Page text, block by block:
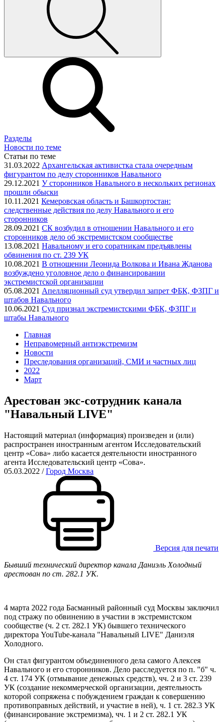
Разделы
Новости по теме
Статьи по теме
31.03.2022 Архангельская активистка стала очередным
фигурантом по делу сторонников Навального
29.12.2021 У сторонников Навального в нескольких регионах
прошли обыски
10.11.2021 Кемеровская область и Башкортостан:
следственные действия по делу Навального и его
сторонников
28.09.2021 СК возбудил в отношении Навального и его
сторонников дело об экстремистском сообществе
13.08.2021 Навальному и его соратникам предъявлены
обвинения по ст. 239 УК
10.08.2021 В отношении Леонида Волкова и Ивана Жданова
возбуждено уголовное дело о финансировании
экстремистской организации
05.08.2021 Апелляционный суд утвердил запрет ФБК, ФЗПГ и
штабов Навального
10.06.2021 Суд признал экстремистскими ФБК, ФЗПГ и
штабы Навального
Главная
Неправомерный антиэкстремизм
Новости
Преследования организаций, СМИ и частных лиц
2022
Март
Арестован экс-сотрудник канала
"Навальный LIVE"
Настоящий материал (информация) произведен и (или)
распространен иностранным агентом Исследовательский
центр «Сова» либо касается деятельности иностранного
агента Исследовательский центр «Сова».
05.03.2022 /Город Москва
Версия для печати
Бывший технический директор канала Даниэль Холодный
арестован по ст. 282.1 УК.
4 марта 2022 года Басманный районный суд Москвы заключил
под стражу по обвинению в участии в экстремистском
сообществе (ч. 2 ст. 282.1 УК) бывшего технического
директора YouTube-канала "Навальный LIVE" Даниэля
Холодного.
Он стал фигурантом объединенного дела самого Алексея
Навального и его сторонников. Дело расследуется по п. "б" ч.
4 ст. 174 УК (отмывание денежных средств), чч. 2 и 3 ст. 239
УК (создание некоммерческой организации, деятельность
которой сопряжена с побуждением граждан к совершению
противоправных действий, и участие в ней), ч. 1 ст. 282.3 УК
(финансирование экстремизма), чч. 1 и 2 ст. 282.1 УК